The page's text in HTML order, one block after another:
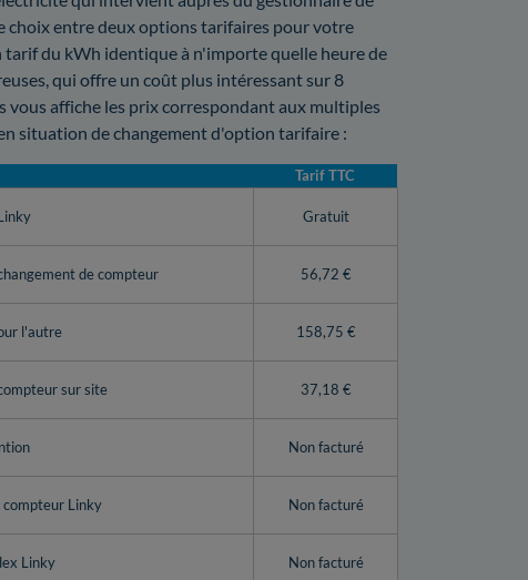
choix entre deux options tarifaires pour votre
du kWh identique à n'importe quelle heure de
qui offre un coût plus intéressant sur 8
vous affiche les prix correspondant aux multiples
situation de changement d'option tarifaire :
Tarif TTC
Gratuit
de compteur 56,72 €
l'autre 158,75 €
sur site 37,18 €
Non facturé
Linky Non facturé
Linky Non facturé